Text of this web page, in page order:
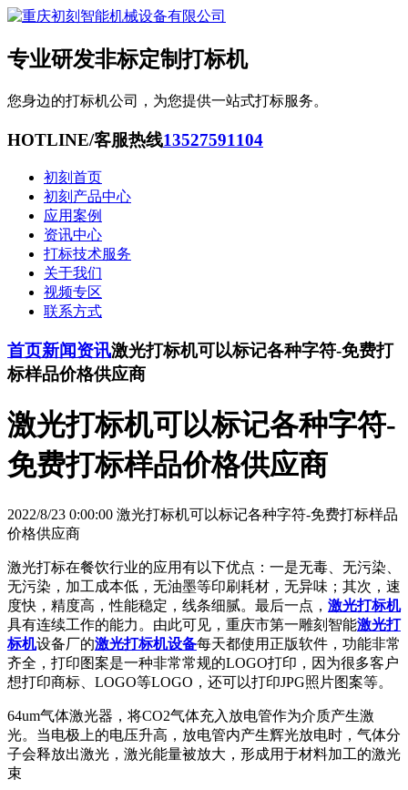
专业研发非标定制打标机
您身边的打标机公司，为您提供一站式打标服务。
HOTLINE/客服热线13527591104
初刻首页
初刻产品中心
应用案例
资讯中心
打标技术服务
关于我们
视频专区
联系方式
首页新闻资讯激光打标机可以标记各种字符-免费打
标样品价格供应商
激光打标机可以标记各种字符-
免费打标样品价格供应商
2022/8/23 0:00:00 激光打标机可以标记各种字符-免费打标样品
价格供应商
激光打标在餐饮行业的应用有以下优点：一是无毒、无污染、
无污染，加工成本低，无油墨等印刷耗材，无异味；其次，速
度快，精度高，性能稳定，线条细腻。最后一点， 激光打标机
具有连续工作的能力。由此可见，重庆市第一雕刻智能激光打
标机设备厂的激光打标机设备每天都使用正版软件，功能非常
齐全，打印图案是一种非常常规的LOGO打印，因为很多客户
想打印商标、LOGO等LOGO，还可以打印JPG照片图案等。
64um气体激光器，将CO2气体充入放电管作为介质产生激
光。当电极上的电压升高，放电管内产生辉光放电时，气体分
子会释放出激光，激光能量被放大，形成用于材料加工的激光
束